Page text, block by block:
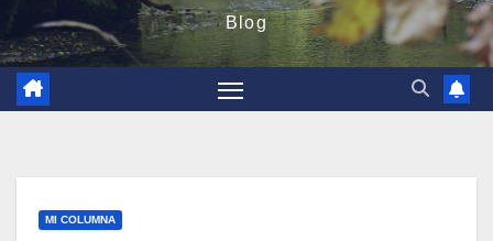
Blog
MI COLUMNA